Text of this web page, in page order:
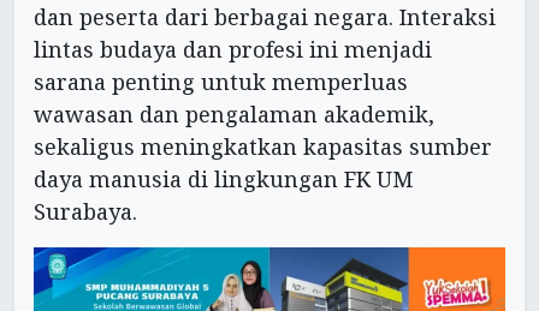
dan peserta dari berbagai negara. Interaksi
lintas budaya dan profesi ini menjadi
sarana penting untuk memperluas
wawasan dan pengalaman akademik,
sekaligus meningkatkan kapasitas sumber
daya manusia di lingkungan FK UM
Surabaya.